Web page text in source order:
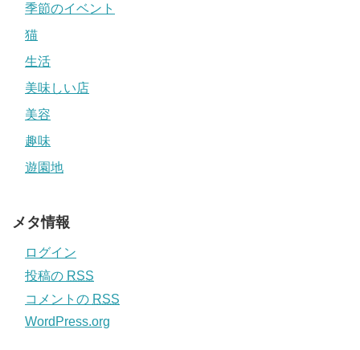
季節のイベント
猫
生活
美味しい店
美容
趣味
遊園地
メタ情報
ログイン
投稿の RSS
コメントの RSS
WordPress.org